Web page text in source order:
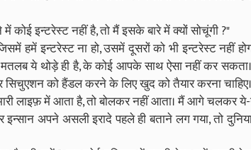
इन्टरेस्ट नहीं है, तो मैं इसके बारे में क्यों सोचूंगी ?"
हमें इन्टरेस्ट ना हो, उसमें दूसरों को भी इन्टरेस्ट नहीं
मतलब ये थोड़े ही है, के कोई आपके साथ ऐसा नहीं कर
सिचुएशन को हैंडल करने के लिए खुद को तैयार करना
लाइफ़ में आता है, तो बोलकर नहीं आता। मैं आगे चलकर
अपने असली इरादे पहले ही बताने लग गया, तो